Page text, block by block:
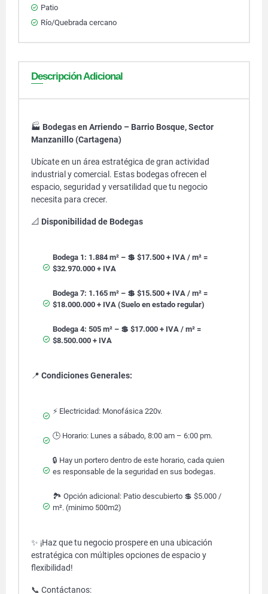
Patio
Río/Quebrada cercano
Descripción Adicional
🏭 Bodegas en Arriendo – Barrio Bosque, Sector
Manzanillo (Cartagena)
Ubícate en un área estratégica de gran actividad
industrial y comercial. Estas bodegas ofrecen el
espacio, seguridad y versatilidad que tu negocio
necesita para crecer.
📐 Disponibilidad de Bodegas
Bodega 1: 1.884 m² – 💲 $17.500 + IVA / m² =
$32.970.000 + IVA
Bodega 7: 1.165 m² – 💲 $15.500 + IVA / m² =
$18.000.000 + IVA (Suelo en estado regular)
Bodega 4: 505 m² – 💲 $17.000 + IVA / m² =
$8.500.000 + IVA
📍 Condiciones Generales:
⚡ Electricidad: Monofásica 220v.
🕒 Horario: Lunes a sábado, 8:00 am – 6:00 pm.
🔒 Hay un portero dentro de este horario, cada quien
es responsable de la seguridad en sus bodegas.
🏞️ Opción adicional: Patio descubierto 💲 $5.000 /
m². (minimo 500m2)
✨ ¡Haz que tu negocio prospere en una ubicación
estratégica con múltiples opciones de espacio y
flexibilidad!
📞 Contáctanos: